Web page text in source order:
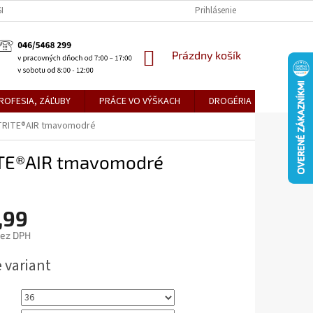
TEPLICE DOPRAVA A PLATBY
Prihlásenie
NÁKUPNÝ
Prázdny košík
ZÁĽUBY PRÁCE VO VÝŠKACH DROGÉRIA
tmavomodré
tmavomodré
DPH
variant